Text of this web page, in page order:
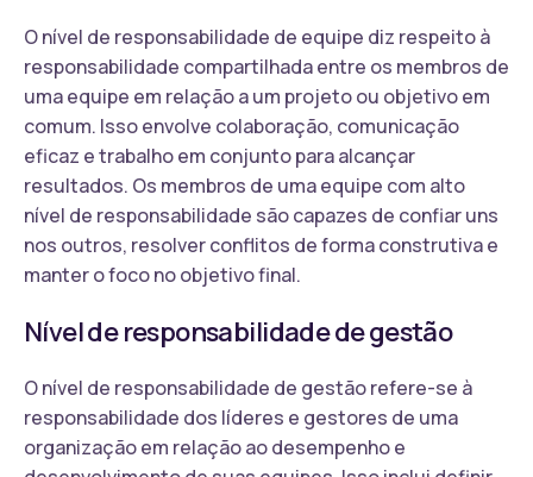
O nível de responsabilidade de equipe diz respeito à
responsabilidade compartilhada entre os membros de
uma equipe em relação a um projeto ou objetivo em
comum. Isso envolve colaboração, comunicação
eficaz e trabalho em conjunto para alcançar
resultados. Os membros de uma equipe com alto
nível de responsabilidade são capazes de confiar uns
nos outros, resolver conflitos de forma construtiva e
manter o foco no objetivo final.
Nível de responsabilidade de gestão
O nível de responsabilidade de gestão refere-se à
responsabilidade dos líderes e gestores de uma
organização em relação ao desempenho e